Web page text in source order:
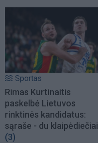
Sportas
Rimas Kurtinaitis
paskelbė Lietuvos
rinktinės kandidatus:
sąraše - du klaipėdiečiai
(3)